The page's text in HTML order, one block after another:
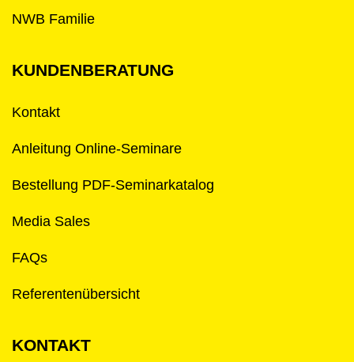
NWB Familie
KUNDENBERATUNG
Kontakt
Anleitung Online-Seminare
Bestellung PDF-Seminarkatalog
Media Sales
FAQs
Referentenübersicht
KONTAKT